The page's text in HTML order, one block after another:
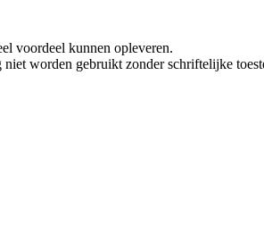
voordeel kunnen opleveren.
worden gebruikt zonder schriftelijke